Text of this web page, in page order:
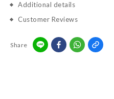
Additional details
Customer Reviews
Share